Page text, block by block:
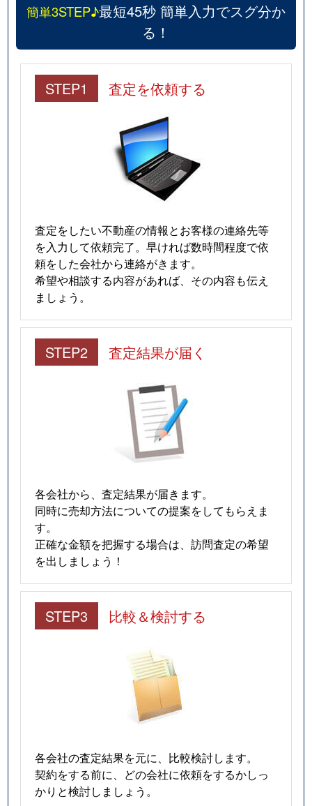
簡単3STEP♪最短45秒 簡単入力でスグ分か
る！
STEP1 査定を依頼する
査定をしたい不動産の情報とお客様の連絡先等
を入力して依頼完了。早ければ数時間程度で依
頼をした会社から連絡がきます。
希望や相談する内容があれば、その内容も伝え
ましょう。
STEP2 査定結果が届く
各会社から、査定結果が届きます。
同時に売却方法についての提案をしてもらえま
す。
正確な金額を把握する場合は、訪問査定の希望
を出しましょう！
STEP3 比較＆検討する
各会社の査定結果を元に、比較検討します。
契約をする前に、どの会社に依頼をするかしっ
かりと検討しましょう。